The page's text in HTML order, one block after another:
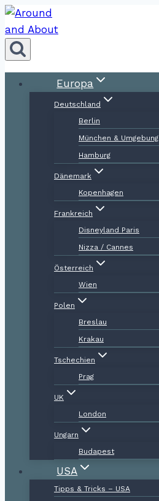
Zum
Inhalt
springen
Europa
Deutschland
Berlin
München & Umgebung
Hamburg
Dänemark
Kopenhagen
Frankreich
Disneyland Paris
Nizza / Cannes
Österreich
Wien
Polen
Breslau
Krakau
Tschechien
Prag
UK
London
Ungarn
Budapest
USA
Tipps & Tricks – USA